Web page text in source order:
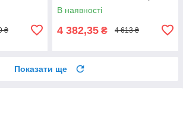
₴
В наявності
4 382,35 ₴ 4 613 ₴
Показати ще